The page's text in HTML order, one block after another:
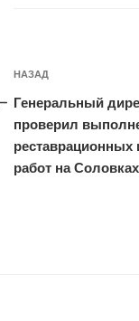
Навигация
по
записям
Предыдущая
запись:
НАЗАД
Генеральный
проверил
реставрационных
работ на Соловках